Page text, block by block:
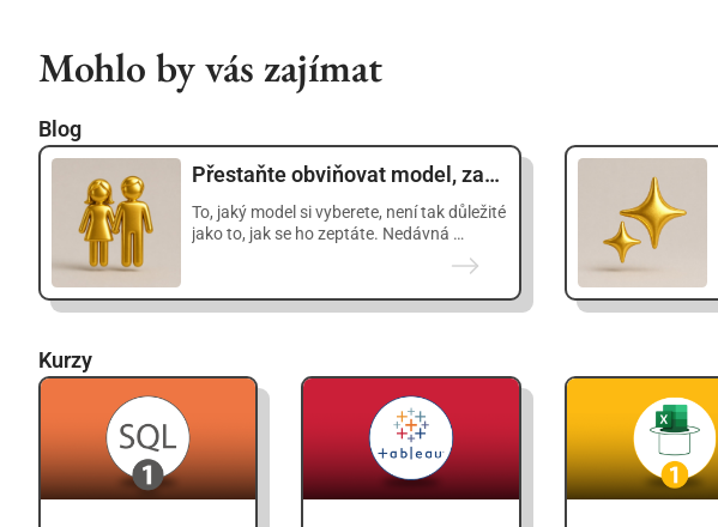
Mohlo by vás zajímat
Blog
Přestaňte obviňovat model, začněte klást lepší otázky
To, jaký model si vyberete, není tak důležité
jako to, jak se ho zeptáte. Nedávná …
Kurzy